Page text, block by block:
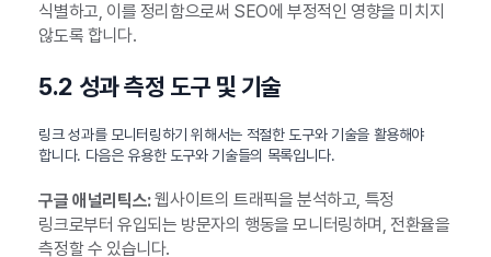
식별하고, 이를 정리함으로써 SEO에 부정적인 영향을 미치지
않도록 합니다.
5.2 성과 측정 도구 및 기술
링크 성과를 모니터링하기 위해서는 적절한 도구와 기술을 활용해야
합니다. 다음은 유용한 도구와 기술들의 목록입니다.
구글 애널리틱스:웹사이트의 트래픽을 분석하고, 특정
링크로부터 유입되는 방문자의 행동을 모니터링하며, 전환율을
측정할 수 있습니다.